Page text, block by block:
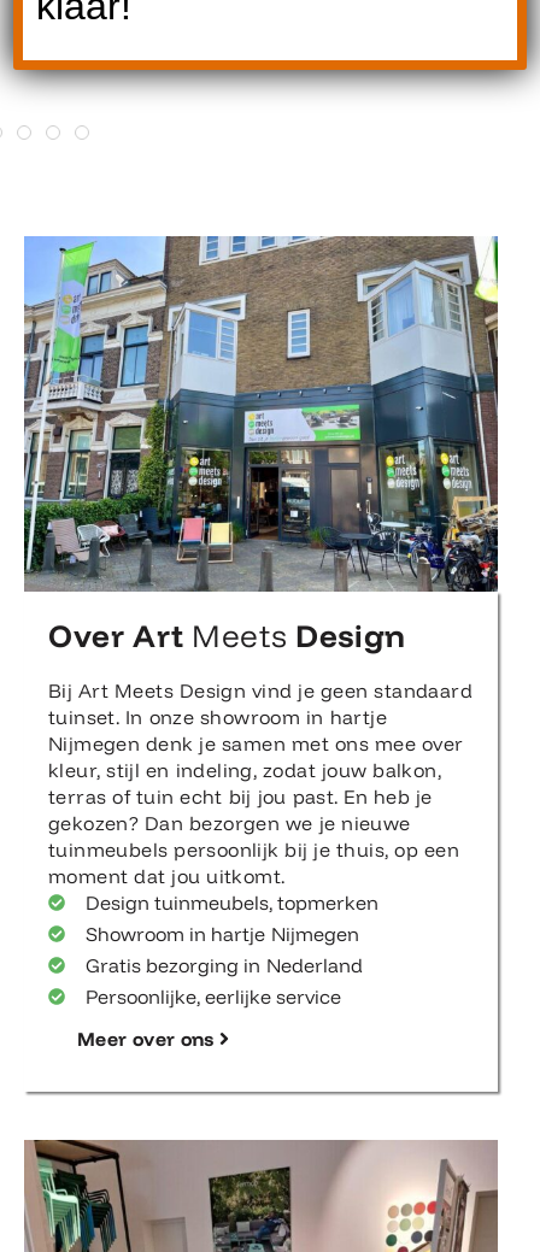
Klant
Over Art Meets Design
Bij Art Meets Design vind je geen standaard
tuinset. In onze showroom in hartje
Nijmegen denk je samen met ons mee over
kleur, stijl en indeling, zodat jouw balkon,
terras of tuin echt bij jou past. En heb je
gekozen? Dan bezorgen we je nieuwe
tuinmeubels persoonlijk bij je thuis, op een
moment dat jou uitkomt.
Design tuinmeubels, topmerken
Showroom in hartje Nijmegen
Gratis bezorging in Nederland
Persoonlijke, eerlijke service
Meer over ons